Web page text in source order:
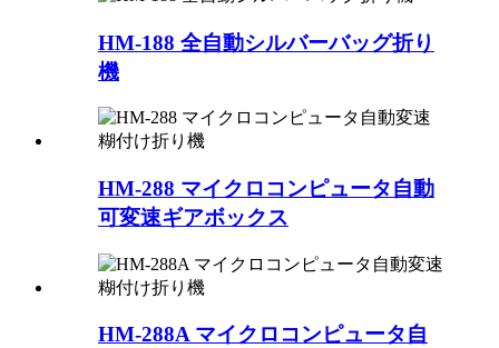
HM-188 全自動シルバーバッグ折り
機
HM-288 マイクロコンピュータ自動
可変速ギアボックス
HM-288A マイクロコンピュータ自